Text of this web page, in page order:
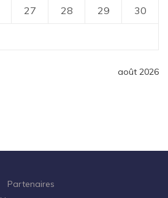
août 2026
27 28 29 30
Partenaires